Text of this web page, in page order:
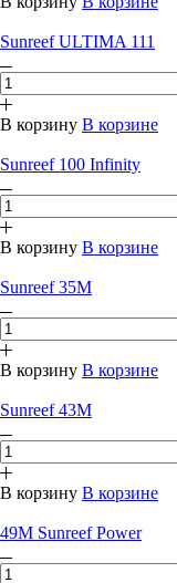
Sunreef ULTIMA 111
В корзину В корзине
Sunreef 100 Infinity
В корзину В корзине
Sunreef 35M
В корзину В корзине
Sunreef 43M
В корзину В корзине
49M Sunreef Power